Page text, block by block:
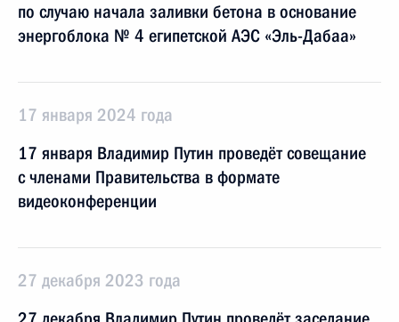
по случаю начала заливки бетона в основание
энергоблока № 4 египетской АЭС «Эль-Дабаа»
17 января 2024 года
17 января Владимир Путин проведёт совещание
с членами Правительства в формате
видеоконференции
27 декабря 2023 года